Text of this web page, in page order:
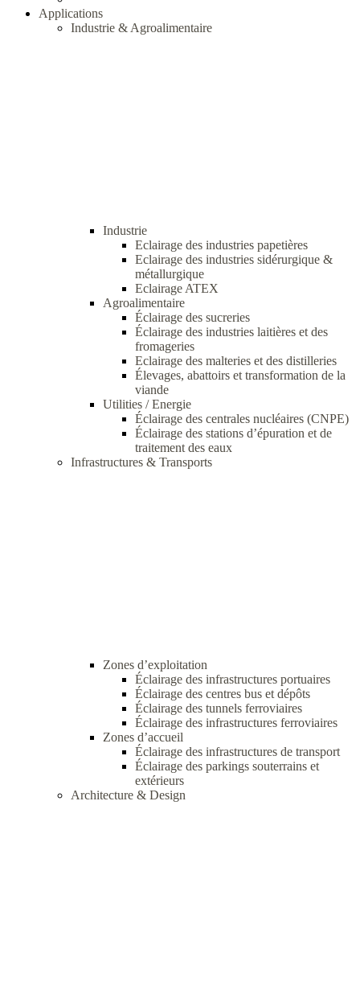
Applications
Industrie & Agroalimentaire
Industrie
Eclairage des industries papetières
Eclairage des industries sidérurgique &
métallurgique
Eclairage ATEX
Agroalimentaire
Éclairage des sucreries
Éclairage des industries laitières et des
fromageries
Eclairage des malteries et des distilleries
Élevages, abattoirs et transformation de la
viande
Utilities / Energie
Éclairage des centrales nucléaires (CNPE)
Éclairage des stations d’épuration et de
traitement des eaux
Infrastructures & Transports
Zones d’exploitation
Éclairage des infrastructures portuaires
Éclairage des centres bus et dépôts
Éclairage des tunnels ferroviaires
Éclairage des infrastructures ferroviaires
Zones d’accueil
Éclairage des infrastructures de transport
Éclairage des parkings souterrains et
extérieurs
Architecture & Design